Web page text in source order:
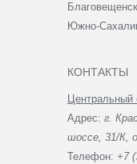
Благовещенск
Южно-
КОНТАКТЫ
Центральный
Адрес: г.
шоссе, 31/К,
Телефон: +7